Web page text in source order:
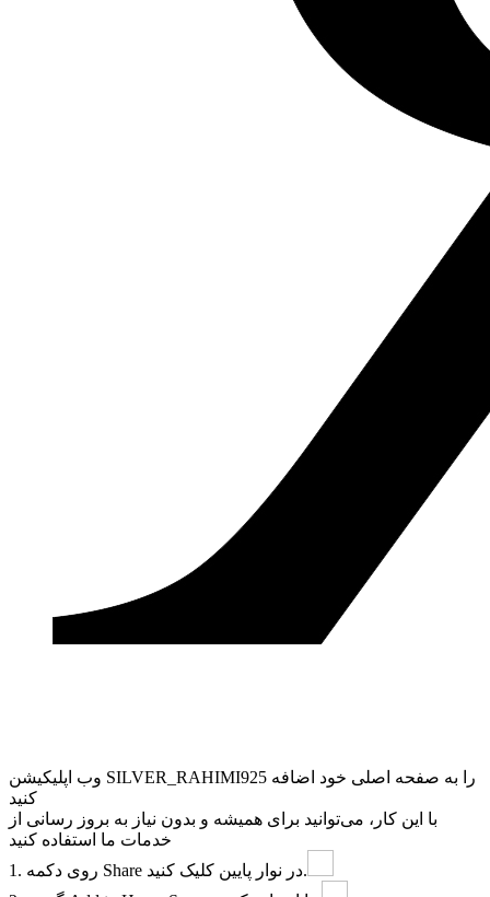
وب ‌اپلیکیشن SILVER_RAHIMI925 را به صفحه اصلی خود اضافه
کنید
با این کار، می‌توانید برای همیشه و بدون نیاز به بروز ‌رسانی از
خدمات ما استفاده کنید
Share
در نوار پایین کلیک کنید.